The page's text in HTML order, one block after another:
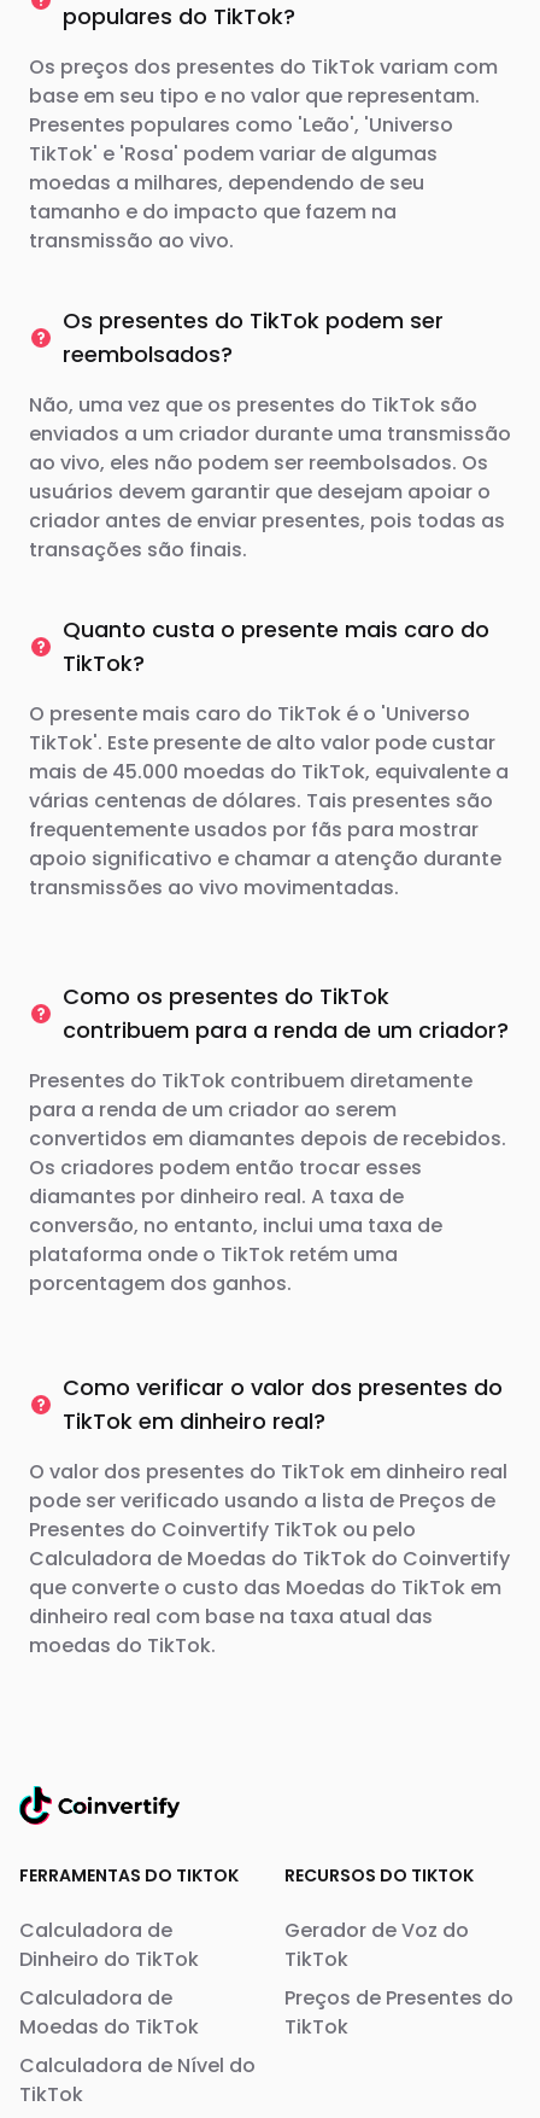
populares do TikTok?
Os preços dos presentes do TikTok variam com
base em seu tipo e no valor que representam.
Presentes populares como 'Leão', 'Universo
TikTok' e 'Rosa' podem variar de algumas
moedas a milhares, dependendo de seu
tamanho e do impacto que fazem na
transmissão ao vivo.
Os presentes do TikTok podem ser
reembolsados?
Não, uma vez que os presentes do TikTok são
enviados a um criador durante uma transmissão
ao vivo, eles não podem ser reembolsados. Os
usuários devem garantir que desejam apoiar o
criador antes de enviar presentes, pois todas as
transações são finais.
Quanto custa o presente mais caro do
TikTok?
O presente mais caro do TikTok é o 'Universo
TikTok'. Este presente de alto valor pode custar
mais de 45.000 moedas do TikTok, equivalente a
várias centenas de dólares. Tais presentes são
frequentemente usados ​​por fãs para mostrar
apoio significativo e chamar a atenção durante
transmissões ao vivo movimentadas.
Como os presentes do TikTok
contribuem para a renda de um criador?
Presentes do TikTok contribuem diretamente
para a renda de um criador ao serem
convertidos em diamantes depois de recebidos.
Os criadores podem então trocar esses
diamantes por dinheiro real. A taxa de
conversão, no entanto, inclui uma taxa de
plataforma onde o TikTok retém uma
porcentagem dos ganhos.
Como verificar o valor dos presentes do
TikTok em dinheiro real?
O valor dos presentes do TikTok em dinheiro real
pode ser verificado usando a lista de Preços de
Presentes do Coinvertify TikTok ou pelo
Calculadora de Moedas do TikTok do Coinvertify
que converte o custo das Moedas do TikTok em
dinheiro real com base na taxa atual das
moedas do TikTok.
FERRAMENTAS DO TIKTOK
Calculadora de
Dinheiro do TikTok
Calculadora de
Moedas do TikTok
Calculadora de Nível do
TikTok
RECURSOS DO TIKTOK
Gerador de Voz do
TikTok
Preços de Presentes do
TikTok